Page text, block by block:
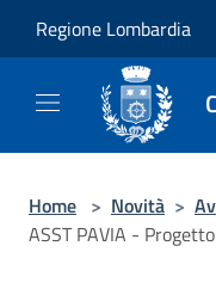
Regione Lombardia
Home > Novità >
ASST PAVIA -